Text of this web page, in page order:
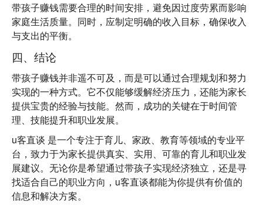
带孩子赚钱需要合理的时间安排，避免因过度劳累而影响
家庭生活质量。同时，应制定明确的收入目标，确保收入
与支出的平衡。
四、结论
带孩子赚钱并非遥不可及，而是可以通过合理规划和努力
实现的一种方式。它不仅能够缓解经济压力，还能为家长
提供宝贵的经验与技能。然而，成功的关键在于时间管
理、技能提升和职业发展。
u客直谈 是一个专注于育儿、家政、教育等领域的专业平
台，致力于为家长提供真实、实用、可靠的育儿和职业发
展建议。无论你是希望通过带孩子实现经济独立，还是寻
找适合自己的职业方向，u客直谈都能为你提供有价值的
信息和解决方案。